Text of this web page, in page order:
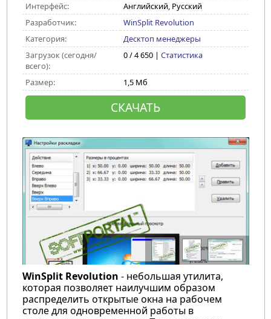
Интерфейс:
Английский, Русский
Разработчик:
WinSplit Revolution
Категория:
Десктоп менеджеры
Загрузок (сегодня/
всего):
0 / 4 650 | Статистика
Размер: 1,5 Мб
СКАЧАТЬ
WinSplit Revolution - небольшая утилита,
которая позволяет наилучшим образом
распределить открытые окна на рабочем
столе для одновременной работы в